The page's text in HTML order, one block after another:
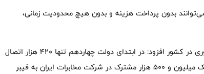
بدون پرداخت هزینه و بدون هیچ محدودیت زمانی،
جعفرپور با اشاره به رشد 300 درصدی توسعه فیبر نوری در کشور افزود: در ابتدای دولت چهاردهم تنها 420 هزار اتصال
فیبر نوری در کشور وجود داشت، اما امروز بیش از یک میلیون و 500 هزار مشترک در شرکت مخابرات ایران به فیبر